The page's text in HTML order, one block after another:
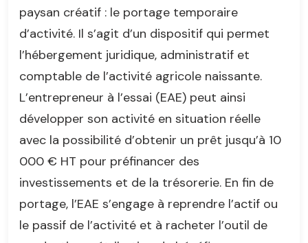
paysan créatif : le portage temporaire
d’activité. Il s’agit d’un dispositif qui permet
l’hébergement juridique, administratif et
comptable de l’activité agricole naissante.
L’entrepreneur à l’essai (EAE) peut ainsi
développer son activité en situation réelle
avec la possibilité d’obtenir un prêt jusqu’à 10
000 € HT pour préfinancer des
investissements et de la trésorerie. En fin de
portage, l’EAE s’engage à reprendre l’actif ou
le passif de l’activité et à racheter l’outil de